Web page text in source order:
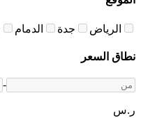
الرياض جدة الدمام
نطاق السعر
-
ر.س